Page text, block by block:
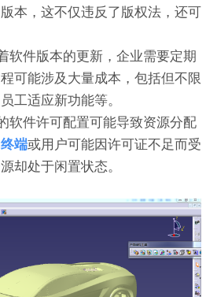
本，这不仅违反了版权法，还可
软件版本的更新，企业需要定期
可能涉及大量成本，包括但不限
工适应新功能等。
软件许可配置可能导致资源分配
终端或用户可能因许可证不足而受
却处于闲置状态。